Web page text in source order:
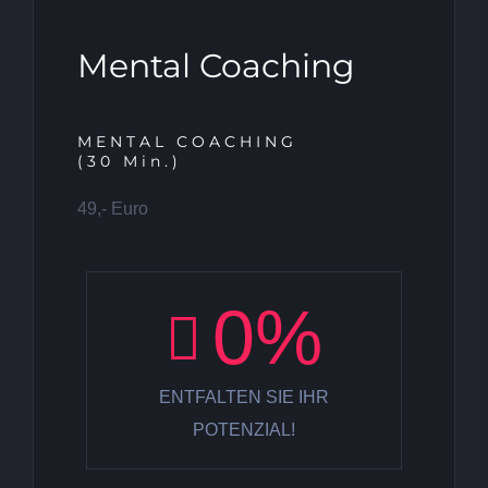
Mental Coaching
MENTAL COACHING
(30 Min.)
49,- Euro
0%
ENTFALTEN SIE IHR
POTENZIAL!